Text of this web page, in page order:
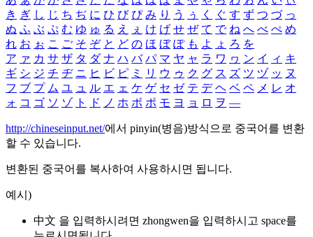
き ぎ し じ ち ぢ に ひ び ぴ み り う ぅ く ぐ す ず つ づ っ
ぬ ふ ぶ ぷ む ゆ ゅ る え ぇ け げ せ ぜ て で ね へ べ ぺ め
れ お ぉ こ ご そ ぞ と ど の ほ ぼ ぽ も よ ょ ろ を
ア ァ カ サ ザ タ ダ ナ ハ バ パ マ ヤ ャ ラ ワ ヮ ン イ ィ キ
ギ シ ジ チ ヂ ニ ヒ ビ ピ ミ リ ウ ゥ ク グ ス ズ ツ ヅ ッ ヌ
フ ブ プ ム ユ ュ ル エ ェ ケ ゲ セ ゼ テ デ ヘ ベ ペ メ レ オ
ォ コ ゴ ソ ゾ ト ド ノ ホ ボ ポ モ ヨ ョ ロ ヲ ―
http://chineseinput.net/에서 pinyin(병음)방식으로 중국어를 변환
할 수 있습니다.
변환된 중국어를 복사하여 사용하시면 됩니다.
예시)
中文 을 입력하시려면 zhongwen을 입력하시고 space를